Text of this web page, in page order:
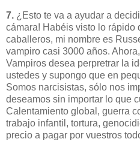
7. ¿Esto te va a ayudar a
cámara! Habéis visto lo rápido
caballeros, mi nombre es
vampiro casi 3000 años.
Vampiros desea perpretrar la
ustedes y supongo que en
Somos narcisistas, sólo nos
deseamos sin importar lo que
Calentamiento global, guerra
trabajo infantil, tortura,
precio a pagar por vuestros